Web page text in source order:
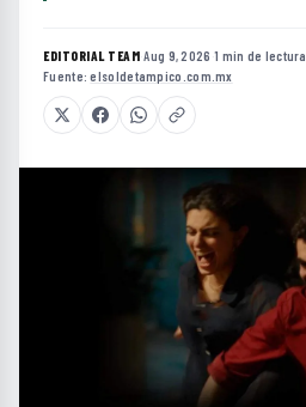
EDITORIAL TEAM·Aug 9, 2026 ·1 min de lectura
Fuente:elsoldetampico.com.mx